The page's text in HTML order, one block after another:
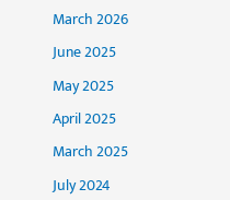
March 2026
June 2025
May 2025
April 2025
March 2025
July 2024